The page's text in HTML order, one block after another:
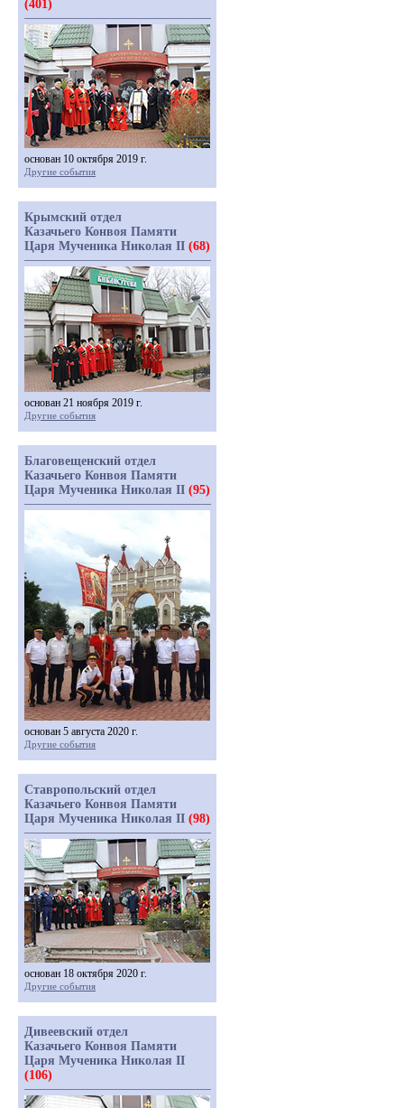
(401)
основан 10 октября 2019 г.
Другие события
Крымский отдел
Казачьего Конвоя Памяти
Царя Мученика Николая II (68)
основан 21 ноября 2019 г.
Другие события
Благовещенский отдел
Казачьего Конвоя Памяти
Царя Мученика Николая II (95)
основан 5 августа 2020 г.
Другие события
Ставропольский отдел
Казачьего Конвоя Памяти
Царя Мученика Николая II (98)
основан 18 октября 2020 г.
Другие события
Дивеевский отдел
Казачьего Конвоя Памяти
Царя Мученика Николая II
(106)